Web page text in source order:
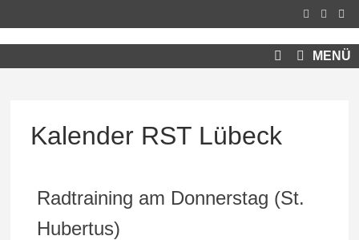
MENÜ
Kalender RST Lübeck
Radtraining am Donnerstag (St.
Hubertus)